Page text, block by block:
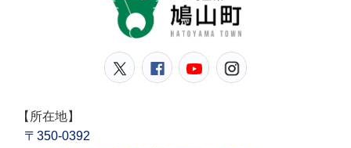
鳩山町公式Twitter
鳩山町公式Facebook
鳩山町公式
【所在地】
〒350-0392